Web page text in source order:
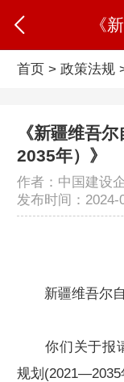
首页> 政策法规
《新疆维吾
2035年）》
作者：中国建设
发布时间：
新疆维吾尔自
你们关于报请
规划(2021—2035